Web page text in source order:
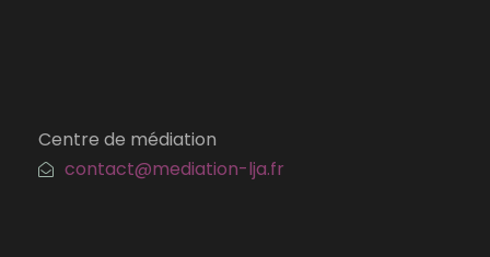
Centre de médiation
contact@mediation-lja.fr